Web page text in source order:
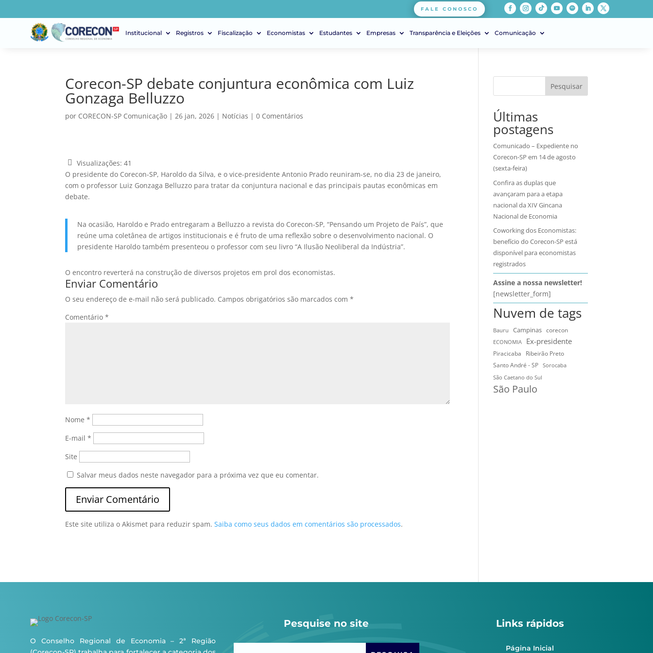
FALE CONOSCO
Institucional Registros Fiscalização Economistas Estudantes Empresas Transparência e Eleições Comunicação
Corecon-SP debate conjuntura econômica com Luiz
Gonzaga Belluzzo
por CORECON-SP Comunicação |26 jan, 2026 | Notícias |0 Comentários
Visualizações: 41
O presidente do Corecon-SP, Haroldo da Silva, e o vice-presidente Antonio Prado reuniram-se, no dia 23 de janeiro,
com o professor Luiz Gonzaga Belluzzo para tratar da conjuntura nacional e das principais pautas econômicas em
debate.
Na ocasião, Haroldo e Prado entregaram a Belluzzo a revista do Corecon-SP, “Pensando um Projeto de País”, que
reúne uma coletânea de artigos institucionais e é fruto de uma reflexão sobre o desenvolvimento nacional. O
presidente Haroldo também presenteou o professor com seu livro “A Ilusão Neoliberal da Indústria”.
O encontro reverterá na construção de diversos projetos em prol dos economistas.
Enviar Comentário
O seu endereço de e-mail não será publicado. Campos obrigatórios são marcados com*
Comentário*
Nome*
E-mail*
Site
Salvar meus dados neste navegador para a próxima vez que eu comentar.
Este site utiliza o Akismet para reduzir spam.Saiba como seus dados em comentários são processados.
Pesquisar
Últimas
postagens
Comunicado – Expediente no
Corecon-SP em 14 de agosto
(sexta-feira)
Confira as duplas que
avançaram para a etapa
nacional da XIV Gincana
Nacional de Economia
Coworking dos Economistas:
benefício do Corecon-SP está
disponível para economistas
registrados
Assine a nossa newsletter!
[newsletter_form]
Nuvem de tags
Bauru Campinas
corecon
ECONOMIA
Ex-presidente
Piracicaba
Ribeirão Preto
Santo André - SP
Sorocaba
São Caetano do Sul
São Paulo
O Conselho Regional de Economia – 2ª Região
Pesquise no site Links rápidos
Página Inicial